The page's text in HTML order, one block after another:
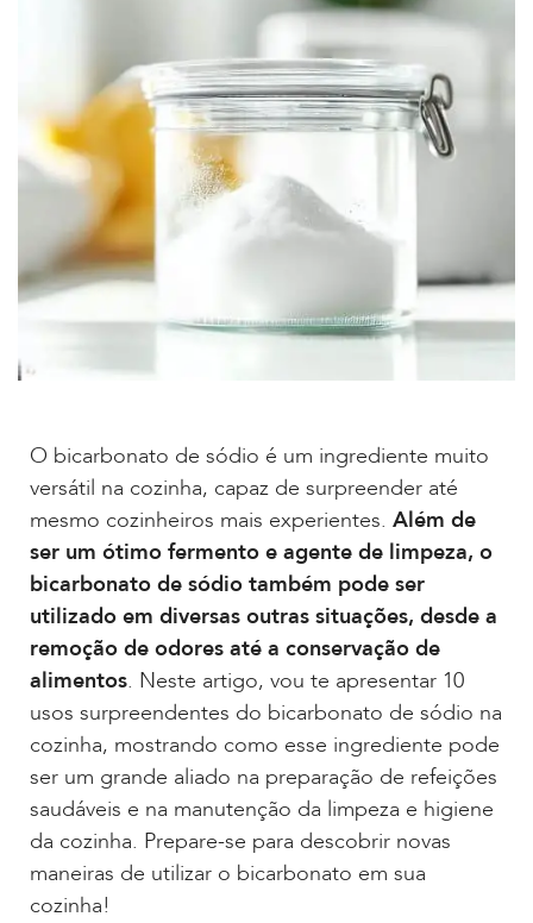
O bicarbonato de sódio é um ingrediente muito
versátil na cozinha, capaz de surpreender até
mesmo cozinheiros mais experientes. Além de
ser um ótimo fermento e agente de limpeza, o
bicarbonato de sódio também pode ser
utilizado em diversas outras situações, desde a
remoção de odores até a conservação de
alimentos. Neste artigo, vou te apresentar 10
usos surpreendentes do bicarbonato de sódio na
cozinha, mostrando como esse ingrediente pode
ser um grande aliado na preparação de refeições
saudáveis e na manutenção da limpeza e higiene
da cozinha. Prepare-se para descobrir novas
maneiras de utilizar o bicarbonato em sua
cozinha!